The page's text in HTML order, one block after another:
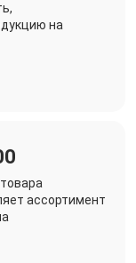
на
ассортимент